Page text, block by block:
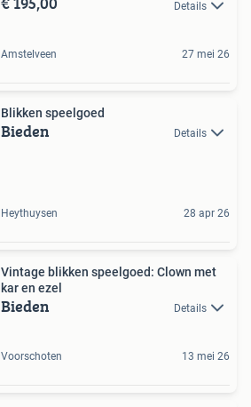
Details
Amstelveen 27 mei 26
Blikken speelgoed
Bieden Details
Heythuysen 28 apr 26
Vintage blikken speelgoed: Clown met
kar en ezel
Bieden Details
Voorschoten 13 mei 26